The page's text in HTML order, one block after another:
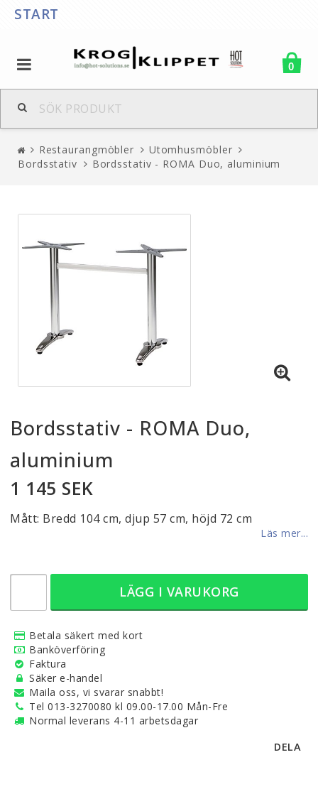
START
0
Restaurangmöbler
Utomhusmöbler
Bordsstativ
Bordsstativ - ROMA Duo, aluminium
Bordsstativ - ROMA Duo,
aluminium
1 145 SEK
Mått: Bredd 104 cm, djup 57 cm, höjd 72 cm
Läs mer...
LÄGG I VARUKORG
Betala säkert med kort
Banköverföring
Faktura
Säker e-handel
Maila oss, vi svarar snabbt!
Tel 013-3270080 kl 09.00-17.00 Mån-Fre
Normal leverans 4-11 arbetsdagar
DELA